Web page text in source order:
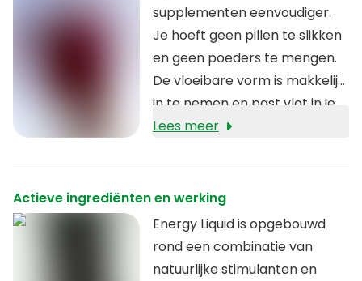
supplementen eenvoudiger.
Je hoeft geen pillen te slikken
en geen poeders te mengen.
De vloeibare vorm is makkelijk
in te nemen en past vlot in je
dagelijkse routine, thuis of
Lees meer
Actieve ingrediënten en werking
Energy Liquid is opgebouwd
rond een combinatie van
natuurlijke stimulanten en